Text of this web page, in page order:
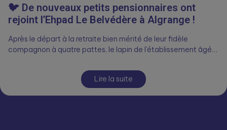
🐦 De nouveaux petits pensionnaires ont
rejoint l’Ehpad Le Belvédère à Algrange !
Après le départ à la retraite bien mérité de leur fidèle
compagnon à quatre pattes, le lapin de l’établissement âgé…
Lire la suite